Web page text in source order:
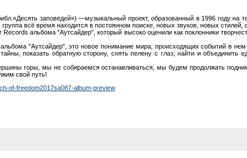
заповедей») —музыкальный проект, образованный в 1996 году на
всё время находится в постоянном поиске, новых звуков, новых стилей,
альбома "Аутсайдер", который высоко оценили как поклонники
"Аутсайдер", это новое понимание мира, происходящих событий в нем
тайны, показать обратную сторону, снять пелену с глаз, найти и
горы, мы не собираемся останавливаться, мы будем продолжать
свой путь!
of-freedom2017sa087-album-preview